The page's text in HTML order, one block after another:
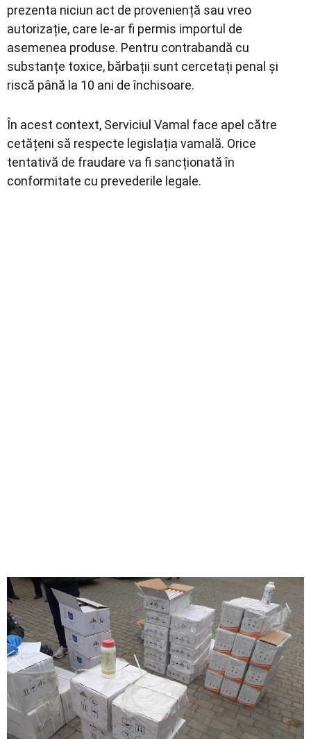
prezenta niciun act de proveniență sau vreo
autorizație, care le-ar fi permis importul de
asemenea produse. Pentru contrabandă cu
substanțe toxice, bărbații sunt cercetați penal și
riscă până la 10 ani de închisoare.
În acest context, Serviciul Vamal face apel către
cetățeni să respecte legislația vamală. Orice
tentativă de fraudare va fi sancționată în
conformitate cu prevederile legale.